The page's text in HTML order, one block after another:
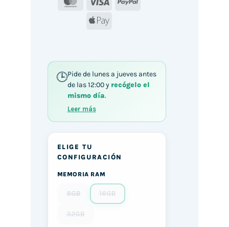
Apple
Pide de lunes a jueves antes
de las 12:00 y recógelo el
mismo día.
Leer más
ELIGE TU
CONFIGURACIÓN
MEMORIA RAM
8GB 16GB
32GB